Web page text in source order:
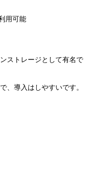
用可能
ストレージとして有名で
、導入はしやすいです。